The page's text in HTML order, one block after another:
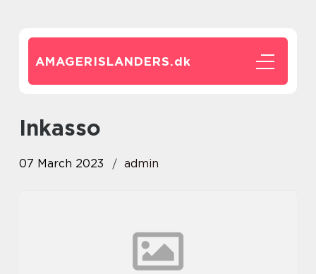
AMAGERISLANDERS.dk
Inkasso
07 March 2023 admin